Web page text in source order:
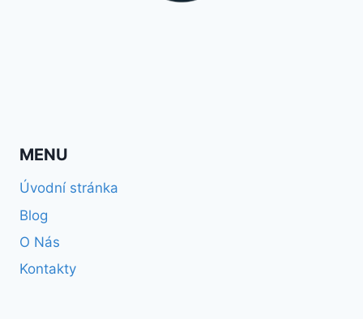
MENU
Úvodní stránka
Blog
O Nás
Kontakty